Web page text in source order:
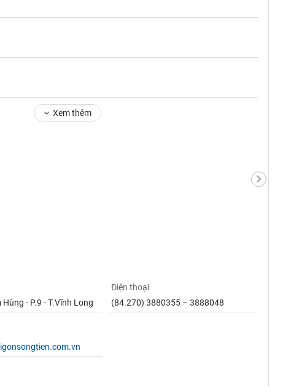
Xem thêm
Hùng - P.9 - T.Vĩnh Long
Điện thoại
(84.270) 3880355 – 3888048